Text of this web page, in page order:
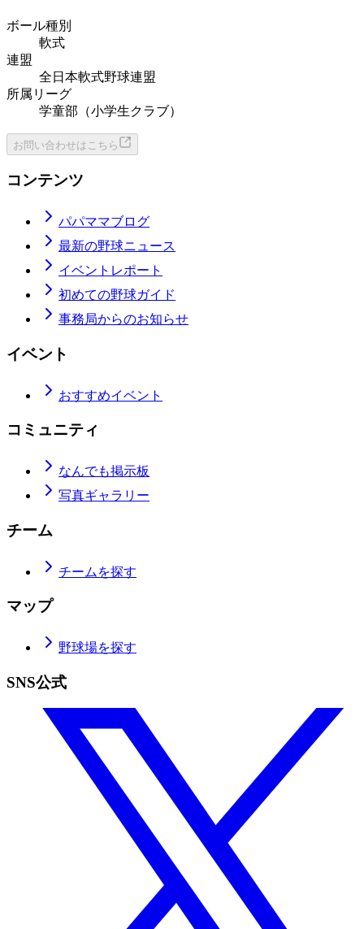
ボール種別
軟式
連盟
全日本軟式野球連盟
所属リーグ
学童部（小学生クラブ）
お問い合わせはこちら
コンテンツ
パパママブログ
最新の野球ニュース
イベントレポート
初めての野球ガイド
事務局からのお知らせ
イベント
おすすめイベント
コミュニティ
なんでも掲示板
写真ギャラリー
チーム
チームを探す
マップ
野球場を探す
SNS公式